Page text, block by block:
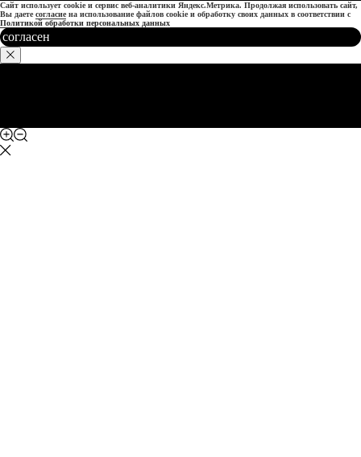
Сайт использует cookie и сервис веб-аналитики Яндекс.Метрика. Продолжая использовать сайт,
Вы даете согласие на использование файлов cookie и обработку своих данных в соответствии с
Политикой обработки персональных данных
согласен